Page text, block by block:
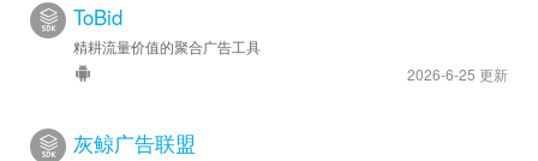
ToBid
精耕流量价值的聚合广告工具
2026-6-25 更新
灰鲸广告联盟